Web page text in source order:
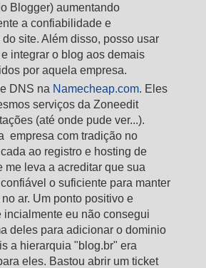
Blogger) aumentando
a confiabilidade e
site. Além disso, posso usar
integrar o blog aos demais
por aquela empresa.
DNS na Namecheap.com. Eles
serviços da Zoneedit
(até onde pude ver...).
empresa com tradição no
ao registro e hosting de
me leva a acreditar que sua
o suficiente para manter
ar. Um ponto positivo e
incialmente eu não consegui
deles para adicionar o dominio
a hierarquia "blog.br" era
eles. Bastou abrir um ticket